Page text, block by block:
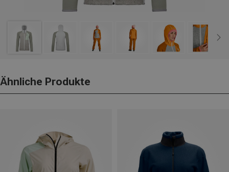
Ähnliche Produkte